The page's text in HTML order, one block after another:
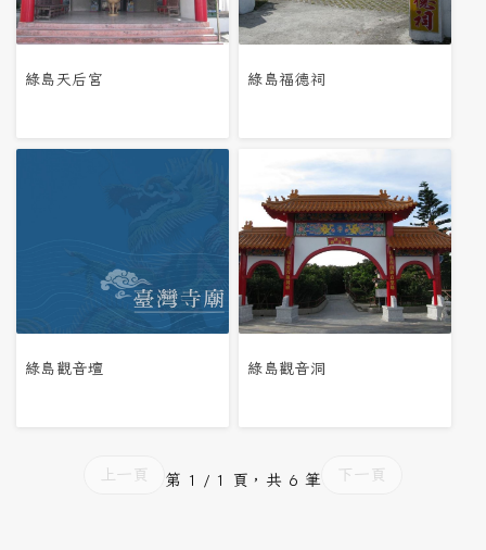
綠島天后宮 綠島福德祠
綠島觀音壇 綠島觀音洞
上一頁 第 1 / 1 頁，共 6 筆 下一頁